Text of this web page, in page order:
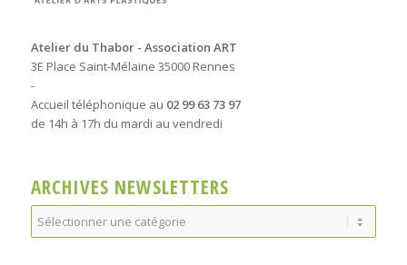
Atelier du Thabor - Association ART
3E Place Saint-Mélaine 35000 Rennes
-
Accueil téléphonique au 02 99 63 73 97
de 14h à 17h du mardi au vendredi
ARCHIVES NEWSLETTERS
Archives
Newsletters